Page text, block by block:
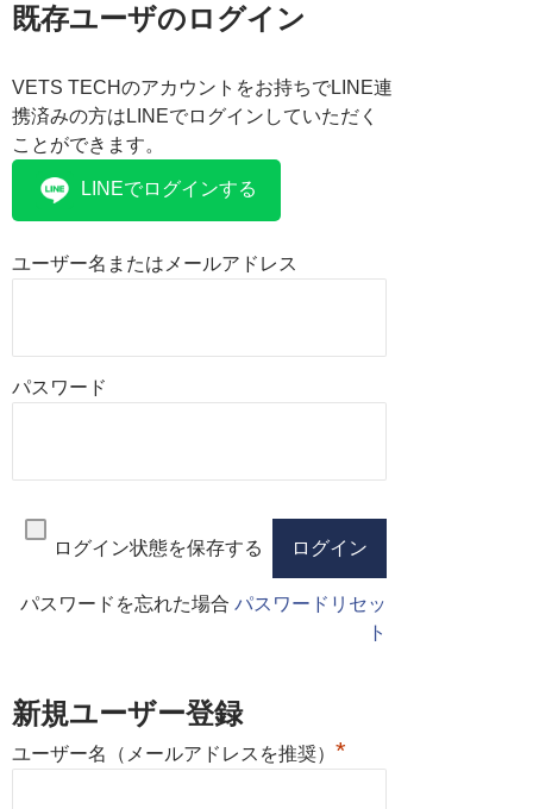
VETS TECHのアカウントをお持ちでLINE連
携済みの方はLINEでログインしていただく
ことができます。
LINEでログインする
既存ユーザのログイン
ユーザー名またはメールアドレス
パスワード
ログイン状態を保存する
パスワードを忘れた場合 パスワードリセッ
ト
新規ユーザー登録
ユーザー名（メールアドレスを推奨） *